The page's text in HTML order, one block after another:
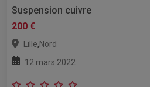
Suspension cuivre
200 €
Lille,Nord
12 mars 2022